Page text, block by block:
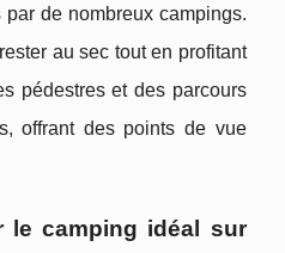
de nombreux campings.
au sec tout en profitant
pédestres et des parcours
offrant des points de vue
le camping idéal sur